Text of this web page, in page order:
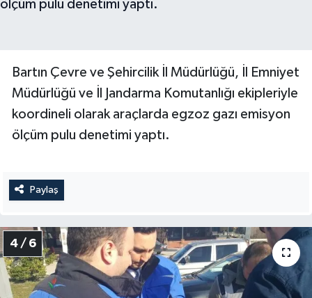
Bartın Çevre ve Şehircilik İl Müdürlüğü, İl Emniyet
Müdürlüğü ve İl Jandarma Komutanlığı ekipleriyle
koordineli olarak araçlarda egzoz gazı emisyon
ölçüm pulu denetimi yaptı.
Paylaş
4 / 6